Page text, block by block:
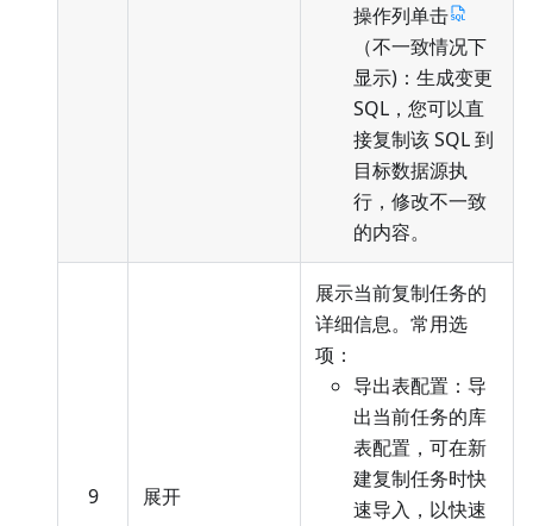
操作列单击
（不一致情况下
显示)：生成变更
SQL，您可以直
接复制该 SQL 到
目标数据源执
行，修改不一致
的内容。
9 展开
展示当前复制任务的
详细信息。常用选
项：
导出表配置：导
出当前任务的库
表配置，可在新
建复制任务时快
速导入，以快速